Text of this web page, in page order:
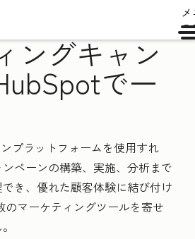
ングキャン
で一
プラットフォームを使用すれ
ペーンの構築、実施、分析まで
き、優れた顧客体験に結び付け
のマーケティングツールを寄せ